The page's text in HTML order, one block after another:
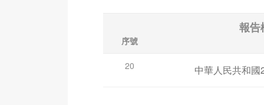
序號
報告
20 中華人民共和